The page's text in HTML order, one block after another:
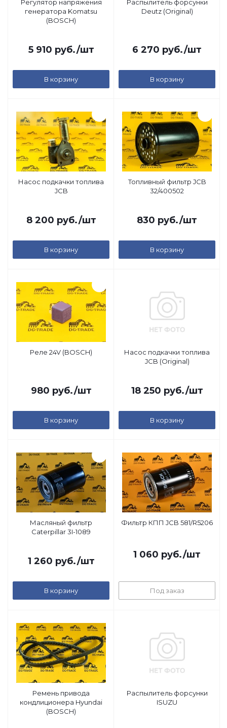
Регулятор напряжения
генератора Komatsu
(BOSCH)
5 910 руб./шт
В корзину
Распылитель форсунки
Deutz (Original)
6 270 руб./шт
В корзину
Насос подкачки топлива
JCB
8 200 руб./шт
В корзину
Топливный фильтр JCB
32/400502
830 руб./шт
В корзину
Реле 24V (BOSCH)
980 руб./шт
В корзину
Насос подкачки топлива
JCB (Original)
18 250 руб./шт
В корзину
Масляный фильтр
Caterpillar 3I-1089
1 260 руб./шт
В корзину
Фильтр КПП JCB 581/R5206
1 060 руб./шт
Под заказ
Ремень привода
кондлиционера Hyundai
(BOSCH)
Распылитель форсунки
ISUZU